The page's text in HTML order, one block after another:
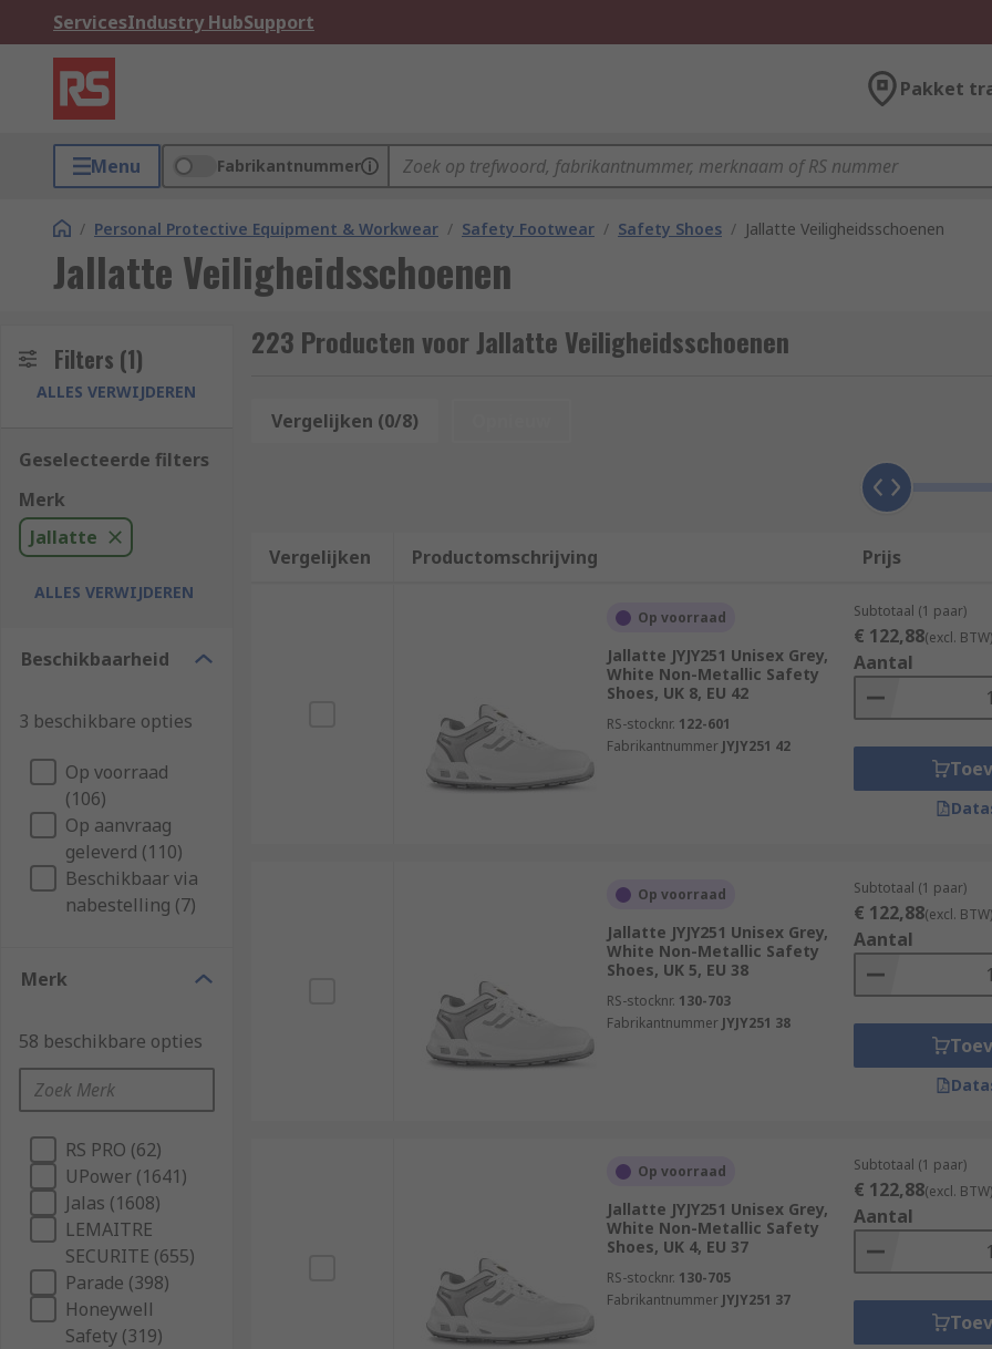
ServicesIndustry HubSupport
Pakket
Menu Fabrikantnummer
/ Personal Protective Equipment & Workwear / Safety Footwear / Safety Shoes / Jallatte Veiligheidsschoenen
Jallatte Veiligheidsschoenen
Filters (1)
ALLES VERWIJDEREN
Geselecteerde filters
Merk
Jallatte
ALLES VERWIJDEREN
Beschikbaarheid
3 beschikbare opties
Op voorraad
(106)
Op aanvraag
geleverd (110)
Beschikbaar via
nabestelling (7)
Merk
58 beschikbare opties
RS PRO (62)
UPower (1641)
Jalas (1608)
LEMAITRE
SECURITE (655)
Parade (398)
Honeywell
Safety (319)
223 Producten voor Jallatte Veiligheidsschoenen
Vergelijken (0/8)
Vergelijken Productomschrijving Prijs
Op voorraad
Jallatte JYJY251 Unisex Grey,
White Non-Metallic Safety
Shoes, UK 8, EU 42
RS-stocknr. 122-601
Fabrikantnummer JYJY251 42
Subtotaal (1 paar)
€ 122,88(excl. BTW)
Aantal
Op voorraad
Jallatte JYJY251 Unisex Grey,
White Non-Metallic Safety
Shoes, UK 5, EU 38
RS-stocknr. 130-703
Fabrikantnummer JYJY251 38
Subtotaal (1 paar)
€ 122,88(excl. BTW)
Aantal
Op voorraad
Jallatte JYJY251 Unisex Grey,
White Non-Metallic Safety
Shoes, UK 4, EU 37
RS-stocknr. 130-705
Fabrikantnummer JYJY251 37
Subtotaal (1 paar)
€ 122,88(excl. BTW)
Aantal